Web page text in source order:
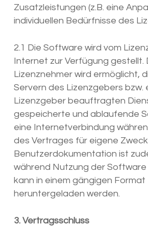
Zusatzleistungen (z.B. eine
individuellen Bedürfnisse des
2.1 Die Software wird vom
Internet zur Verfügung gestellt.
Lizenznehmer wird ermöglicht,
Servern des Lizenzgebers bzw.
Lizenzgeber beauftragten
gespeicherte und ablaufende
eine Internetverbindung
des Vertrages für eigene
Benutzerdokumentation ist
während Nutzung der Software
kann in einem gängigen Format
heruntergeladen werden.
3. Vertragsschluss